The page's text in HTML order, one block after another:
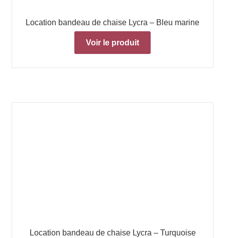
Location bandeau de chaise Lycra – Bleu marine
Voir le produit
Location bandeau de chaise Lycra – Turquoise